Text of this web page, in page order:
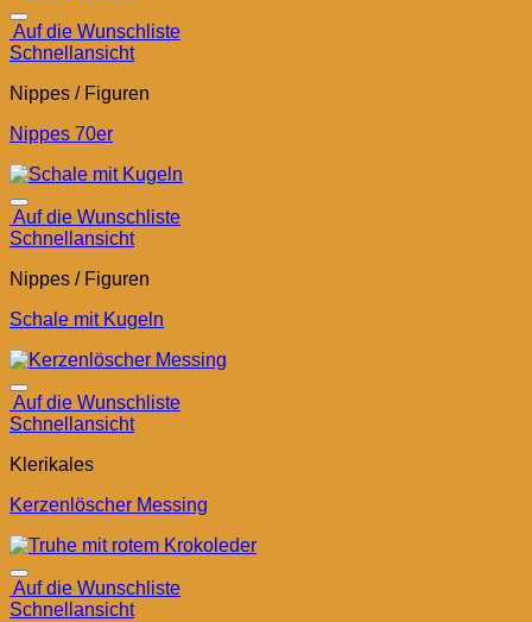
Auf die Wunschliste
Schnellansicht
Nippes / Figuren
Nippes 70er
Auf die Wunschliste
Schnellansicht
Nippes / Figuren
Schale mit Kugeln
Auf die Wunschliste
Schnellansicht
Klerikales
Kerzenlöscher Messing
Auf die Wunschliste
Schnellansicht